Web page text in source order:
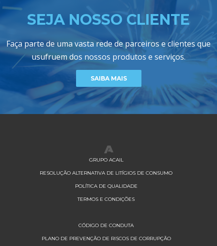
SEJA NOSSO CLIENTE
Faça parte de uma vasta rede de parceiros e clientes que
usufruem dos nossos produtos e serviços.
SAIBA MAIS
GRUPO ACAIL
RESOLUÇÃO ALTERNATIVA DE LITÍGIOS DE CONSUMO
POLÍTICA DE QUALIDADE
TERMOS E CONDIÇÕES
CÓDIGO DE CONDUTA
PLANO DE PREVENÇÃO DE RISCOS DE CORRUPÇÃO